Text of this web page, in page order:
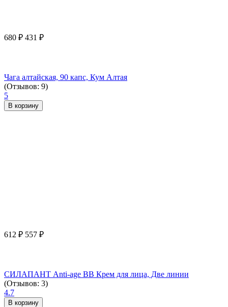
680 ₽ 431 ₽
Чага алтайская, 90 капс, Кум Алтая
(Отзывов: 9)
5
В корзину
612 ₽ 557 ₽
СИЛАПАНТ Anti-age ВВ Крем для лица, Две линии
(Отзывов: 3)
4.7
В корзину